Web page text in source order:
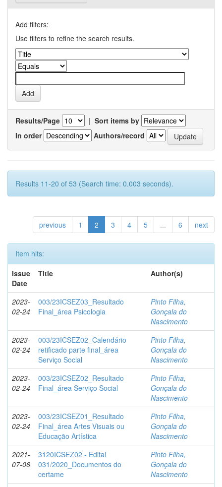
Add filters:
Use filters to refine the search results.
Results/Page | Sort items by
In order
Authors/record
Results 11-20 of 53 (Search time: 0.003 seconds).
previous 1 2 3 4 5 ... 6 next
Item hits:
Issue
Date
Title Author(s)
2023-
02-24
003/23ICSEZ03_Resultado
Final_área Psicologia
Pinto Filha,
Gonçala do
Nascimento
2023-
02-24
003/23ICSEZ02_Calendário
retificado parte final_área
Serviço Social
Pinto Filha,
Gonçala do
Nascimento
2023-
02-24
003/23ICSEZ02_Resultado
Final_área Serviço Social
Pinto Filha,
Gonçala do
Nascimento
2023-
02-24
003/23ICSEZ01_Resultado
Final_área Artes Visuais ou
Educação Artística
Pinto Filha,
Gonçala do
Nascimento
2021-
07-06
3120ICSEZ02 - Edital
031/2020_Documentos do
certame
Pinto Filha,
Gonçala do
Nascimento